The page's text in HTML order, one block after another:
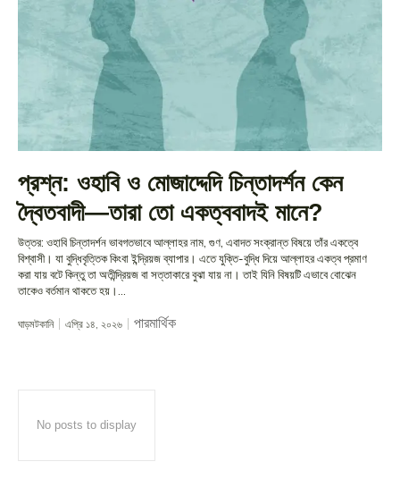
প্রশ্ন: ওহাবি ও মোজাদ্দেদি চিন্তাদর্শন কেন
দ্বৈতবাদী—তারা তো একত্ববাদই মানে?
উত্তর: ওহাবি চিন্তাদর্শন ভাবগতভাবে আল্লাহর নাম, গুণ, এবাদত সংক্রান্ত বিষয়ে তাঁর একত্বে
বিশ্বাসী। যা বুদ্ধিবৃত্তিক কিংবা ইন্দ্রিয়জ ব্যাপার। এতে যুক্তি-বুদ্ধি দিয়ে আল্লাহর একত্ব প্রমাণ
করা যায় বটে কিন্তু তা অতীন্দ্রিয়জ বা সত্তাকারে বুঝা যায় না। তাই যিনি বিষয়টি এভাবে বোঝেন
তাকেও বর্তমান থাকতে হয়।...
ঘাড়মটকানি এপ্রি ১৪, ২০২৬ পারমার্থিক
No posts to display